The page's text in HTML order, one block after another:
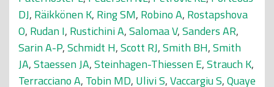
DJ, Räikkönen K, Ring SM, Robino A, Rostapshova
O, Rudan I, Rustichini A,Salomaa V,Sanders AR,
Sarin A-P,Schmidt H,Scott RJ,Smith BH,Smith
JA,Staessen JA,Steinhagen-Thiessen E,Strauch K,
Terracciano A, Tobin MD, Ulivi S,Vaccargiu S,Quaye